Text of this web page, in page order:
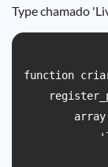
Type chamado
function